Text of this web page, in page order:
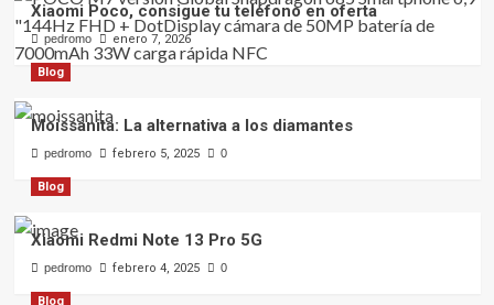
Xiaomi Poco, consigue tu teléfono en oferta
pedromo enero 7, 2026
Blog
Moissanita: La alternativa a los diamantes
pedromo febrero 5, 2025 0
Blog
Xiaomi Redmi Note 13 Pro 5G
pedromo febrero 4, 2025 0
Blog